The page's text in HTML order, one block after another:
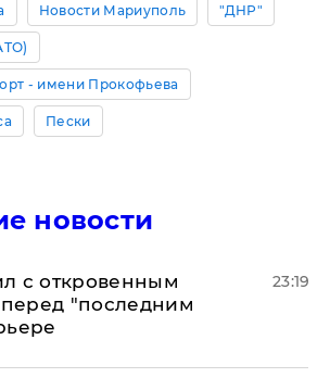
Новости Мариуполь "ДНР"
- имени Прокофьева
Пески
новости
с откровенным
"последним
23:19